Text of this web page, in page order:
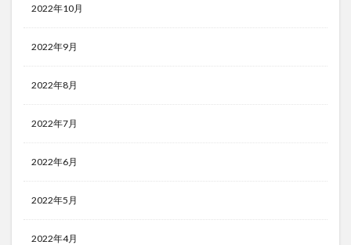
2022年10月
2022年9月
2022年8月
2022年7月
2022年6月
2022年5月
2022年4月